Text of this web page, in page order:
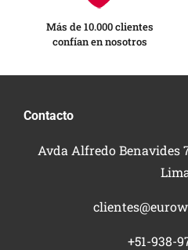
Más de 10.000 clientes
confían en nosotros
Contacto
Avda Alfredo Benavides
+51-938-